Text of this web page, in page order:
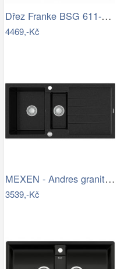
Dřez Franke BSG 611-62 onyx 114.0395.129
4469,-Kč
MEXEN - Andres granitový dřez 1.5 s…
3539,-Kč